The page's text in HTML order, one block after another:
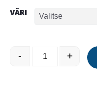
VÄRI
Ajoestepollari 491B,
- +